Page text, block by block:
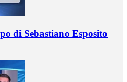
di Sebastiano Esposito